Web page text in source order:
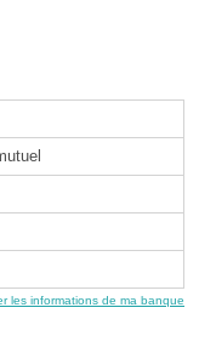
les informations de ma banque